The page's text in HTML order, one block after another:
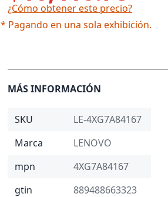
¿Cómo obtener este precio?
* Pagando en una sola exhibición.
MÁS INFORMACIÓN
SKU
LE-4XG7A84167
Marca
LENOVO
mpn
4XG7A84167
gtin
889488663323